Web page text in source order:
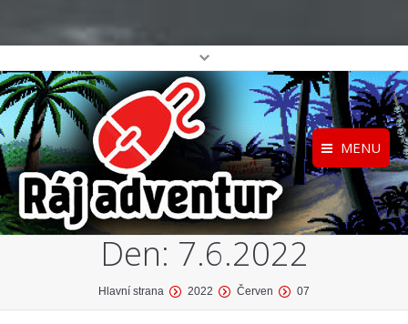
MENU
Registrace
Přihlášení
Home
O projektu
Katalog her
Den: 7.6.2022
Hlavní strana 2022 Červen 07